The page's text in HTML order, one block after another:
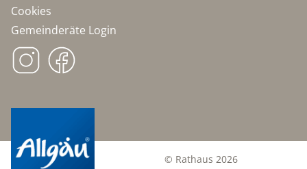
Cookies
Gemeinderäte Login
© Rathaus 2026